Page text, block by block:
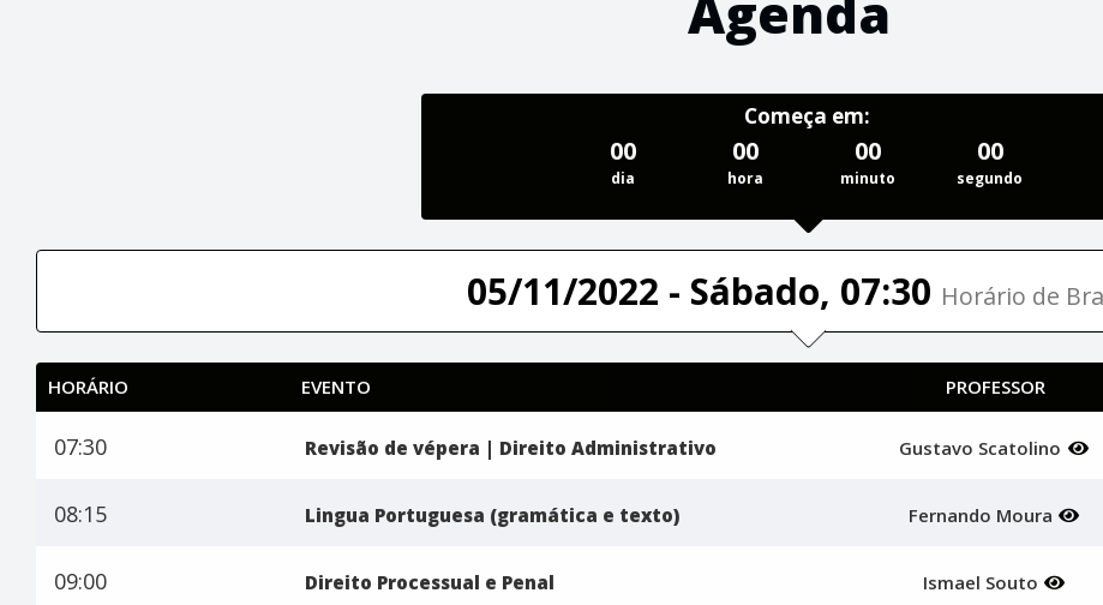
Começa em:
00
dia
00
hora
00
minuto
00
segundo
05/11/2022 - Sábado, 07:30 Horário de
HORÁRIO EVENTO PROFESSOR
07:30 Revisão de vépera | Direito Administrativo Gustavo Scatolino
08:15 Lingua Portuguesa (gramática e texto) Fernando Moura
09:00 Direito Processual e Penal Ismael Souto